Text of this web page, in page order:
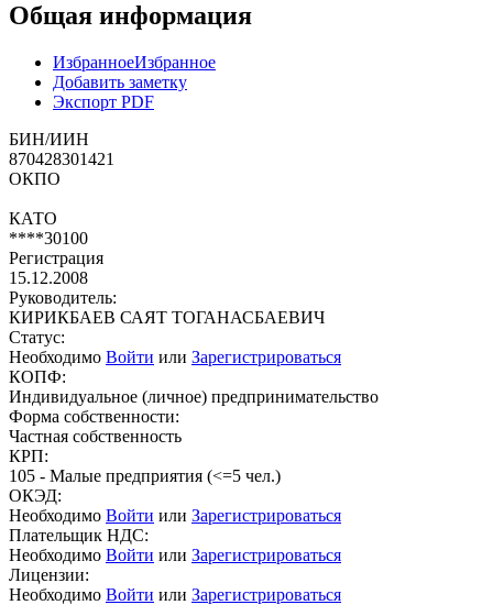
Общая информация
ИзбранноеИзбранное
Добавить заметку
Экспорт PDF
БИН/ИИН
870428301421
ОКПО
КАТО
****30100
Регистрация
15.12.2008
Руководитель:
КИРИКБАЕВ САЯТ ТОГАНАСБАЕВИЧ
Статус:
Необходимо Войти или Зарегистрироваться
КОПФ:
Индивидуальное (личное) предпринимательство
Форма собственности:
Частная собственность
КРП:
105 - Малые предприятия (<=5 чел.)
ОКЭД:
Необходимо Войти или Зарегистрироваться
Плательщик НДС:
Необходимо Войти или Зарегистрироваться
Лицензии:
Необходимо Войти или Зарегистрироваться